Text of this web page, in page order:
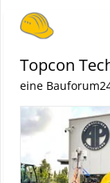
Topcon
eine